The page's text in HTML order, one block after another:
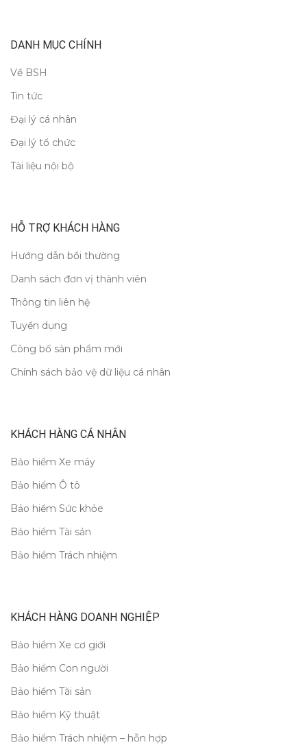
DANH MỤC CHÍNH
Về BSH
Tin tức
Đại lý cá nhân
Đại lý tổ chức
Tài liệu nội bộ
HỖ TRỢ KHÁCH HÀNG
Hướng dẫn bồi thường
Danh sách đơn vị thành viên
Thông tin liên hệ
Tuyển dụng
Công bố sản phẩm mới
Chính sách bảo vệ dữ liệu cá nhân
KHÁCH HÀNG CÁ NHÂN
Bảo hiểm Xe máy
Bảo hiểm Ô tô
Bảo hiểm Sức khỏe
Bảo hiểm Tài sản
Bảo hiểm Trách nhiệm
KHÁCH HÀNG DOANH NGHIỆP
Bảo hiểm Xe cơ giới
Bảo hiểm Con người
Bảo hiểm Tài sản
Bảo hiểm Kỹ thuật
Bảo hiểm Trách nhiệm – hỗn hợp